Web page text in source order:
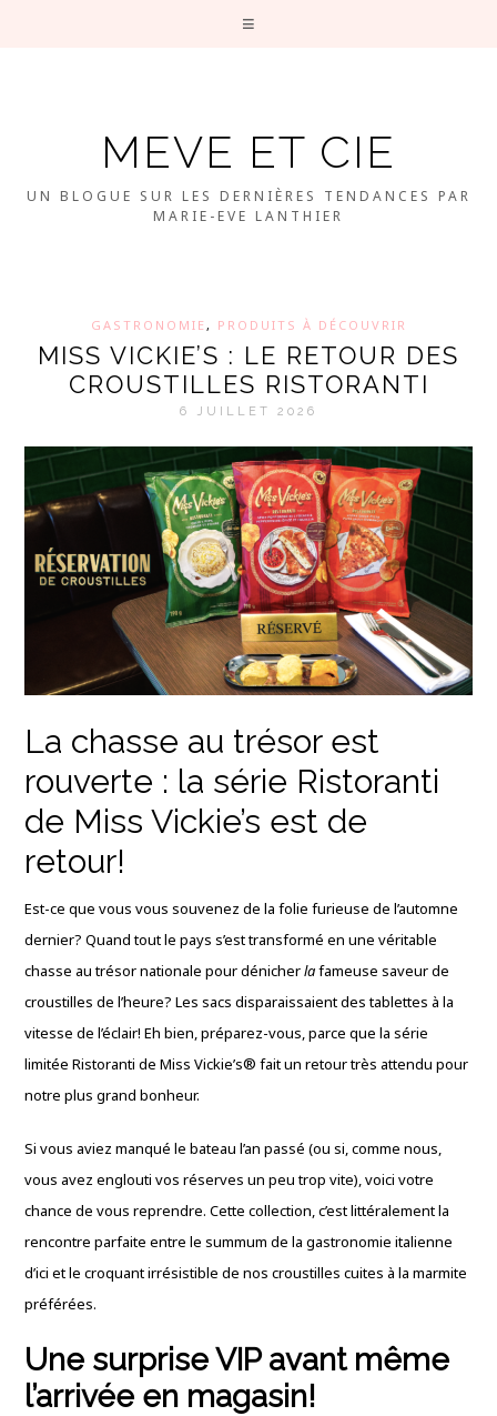
MEVE ET CIE
UN BLOGUE SUR LES DERNIÈRES TENDANCES PAR
MARIE-EVE LANTHIER
GASTRONOMIE, PRODUITS À DÉCOUVRIR
MISS VICKIE’S : LE RETOUR DES
CROUSTILLES RISTORANTI
6 JUILLET 2026
La chasse au trésor est
rouverte : la série Ristoranti
de Miss Vickie’s est de
retour!
Est-ce que vous vous souvenez de la folie furieuse de l’automne
dernier? Quand tout le pays s’est transformé en une véritable
chasse au trésor nationale pour dénicherlafameuse saveur de
croustilles de l’heure? Les sacs disparaissaient des tablettes à la
vitesse de l’éclair! Eh bien, préparez-vous, parce que la série
limitée Ristoranti de Miss Vickie’s® fait un retour très attendu pour
notre plus grand bonheur.
Si vous aviez manqué le bateau l’an passé (ou si, comme nous,
vous avez englouti vos réserves un peu trop vite), voici votre
chance de vous reprendre. Cette collection, c’est littéralement la
rencontre parfaite entre le summum de la gastronomie italienne
d’ici et le croquant irrésistible de nos croustilles cuites à la marmite
préférées.
Une surprise VIP avant même
l’arrivée en magasin!